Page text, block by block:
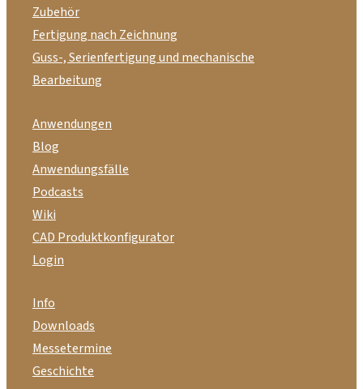
Zubehör
Fertigung nach Zeichnung
Guss-, Serienfertigung und mechanische
Bearbeitung
Anwendungen
Blog
Anwendungsfälle
Podcasts
Wiki
CAD Produktkonfigurator
Login
Info
Downloads
Messetermine
Geschichte